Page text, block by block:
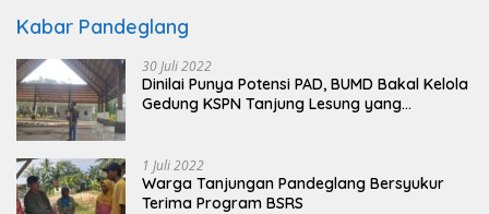
Kabar Pandeglang
30 Juli 2022
Dinilai Punya Potensi PAD, BUMD Bakal Kelola
Gedung KSPN Tanjung Lesung yang
1 Juli 2022
Warga Tanjungan Pandeglang Bersyukur
Terima Program BSRS